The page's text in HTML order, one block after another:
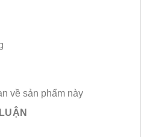
về sản phẩm này